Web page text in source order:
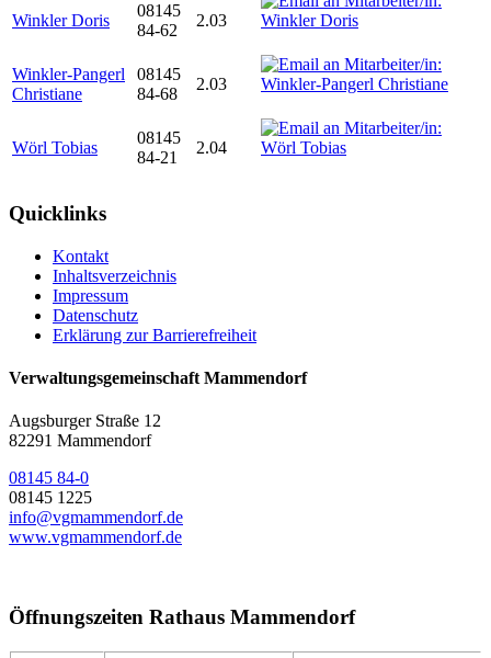
Winkler Doris
08145
84-62
2.03
Winkler-Pangerl
Christiane
08145
84-68
2.03
Wörl Tobias
08145
84-21
2.04
Quicklinks
Kontakt
Inhaltsverzeichnis
Impressum
Datenschutz
Erklärung zur Barrierefreiheit
Verwaltungsgemeinschaft Mammendorf
Augsburger Straße 12
82291 Mammendorf
08145 84-0
08145 1225
info@vgmammendorf.de
www.vgmammendorf.de
Öffnungszeiten Rathaus Mammendorf